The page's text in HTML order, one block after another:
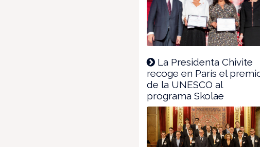
La Presidenta Chivite
recoge en París el
de la UNESCO al
programa Skolae